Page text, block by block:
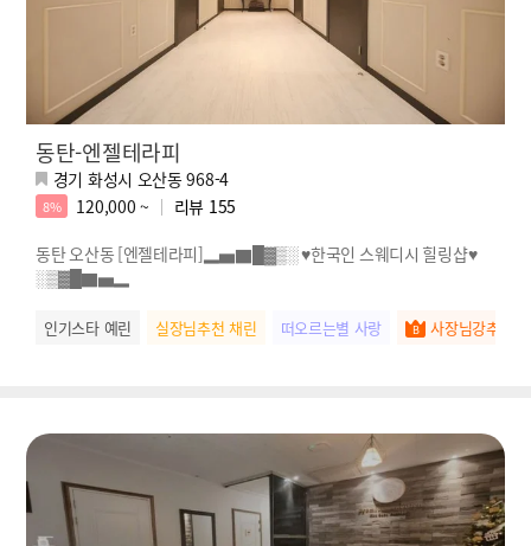
동탄-엔젤테라피
경기 화성시 오산동 968-4
8% 120,000 ~ 리뷰 155
동탄 오산동 [엔젤테라피]▂▅▇█▓▒░ ♥한국인 스웨디시 힐링샵♥
░▒▓█▇▅▂
인기스타 예린 실장님추천 채린 떠오르는별 사랑 사장님강추 안나